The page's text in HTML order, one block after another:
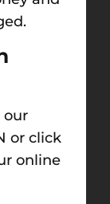
our
or click
online